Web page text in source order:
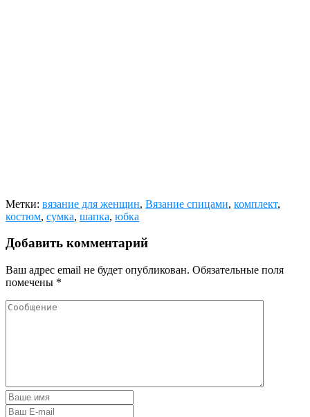
Метки: вязание для женщин, Вязание спицами, комплект,
костюм, сумка, шапка, юбка
Добавить комментарий
Ваш адрес email не будет опубликован. Обязательные поля
помечены *